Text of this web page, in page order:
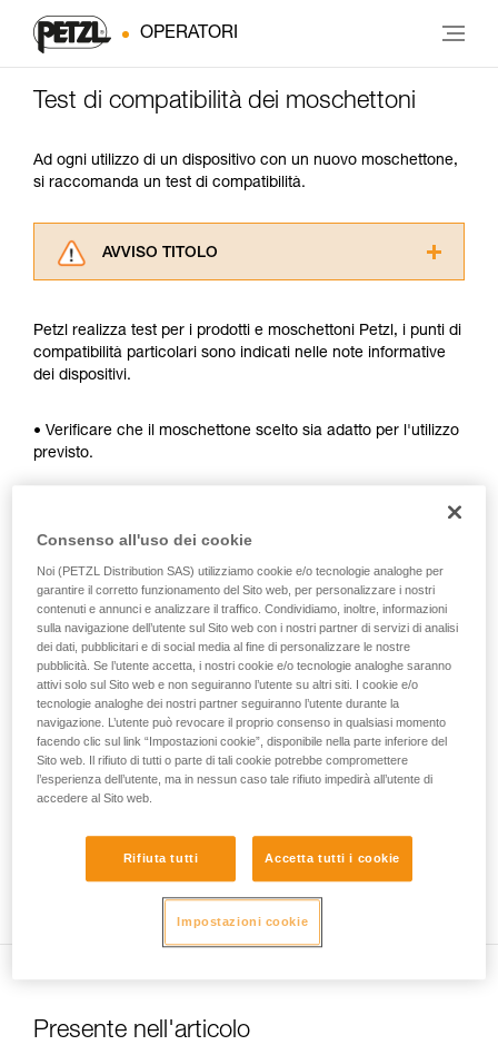
OPERATORI
Test di compatibilità dei moschettoni
Ad ogni utilizzo di un dispositivo con un nuovo moschettone,
si raccomanda un test di compatibilità.
AVVISO TITOLO
consultarlo. Dovete aver compreso le
informazioni dell’istruzione tecnica per poter
capire queste ulteriori informazioni.
formazione ed un addestramento specifico.
attività. Ne possono esistere altre che non
Petzl realizza test per i prodotti e moschettoni Petzl, i punti di
compatibilità particolari sono indicati nelle note informative
dei dispositivi.
• Verificare che il moschettone scelto sia adatto per l'utilizzo
previsto.
• Verificare che il moschettone non si blocchi nel foro di
collegamento del dispositivo.
• Valutare la possibilità che il moschettone si posizioni
erroneamente e la stabilità di questa posizione errata.
• Verificare i rischi d'interferenza tra gli elementi del sistema
e la ghiera del moschettone.
Nota
Per i dispositivi dotati di un anello morbido di posizionamento
l'anello morbido potrebbe essere stato deformato dal primo
Presente nell'articolo
Consenso all'uso dei cookie
Noi (PETZL Distribution SAS) utilizziamo cookie e/o tecnologie analoghe per
garantire il corretto funzionamento del Sito web, per personalizzare i nostri
contenuti e annunci e analizzare il traffico. Condividiamo, inoltre, informazioni
sulla navigazione dell’utente sul Sito web con i nostri partner di servizi di analisi
dei dati, pubblicitari e di social media al fine di personalizzare le nostre
pubblicità. Se l’utente accetta, i nostri cookie e/o tecnologie analoghe saranno
attivi solo sul Sito web e non seguiranno l’utente su altri siti. I cookie e/o
tecnologie analoghe dei nostri partner seguiranno l’utente durante la
navigazione. L’utente può revocare il proprio consenso in qualsiasi momento
facendo clic sul link “Impostazioni cookie”, disponibile nella parte inferiore del
Sito web. Il rifiuto di tutti o parte di tali cookie potrebbe compromettere
l’esperienza dell’utente, ma in nessun caso tale rifiuto impedirà all’utente di
accedere al Sito web.
Rifiuta tutti Accetta tutti i cookie
Impostazioni cookie